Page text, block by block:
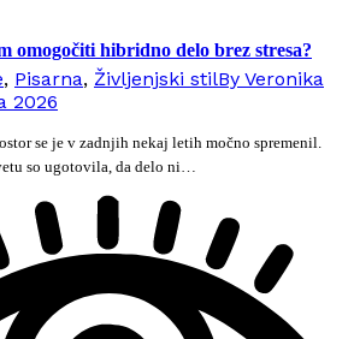
omogočiti hibridno delo brez stresa?
, Pisarna, Življenjski stilBy Veronika
2026
se je v zadnjih nekaj letih močno spremenil.
so ugotovila, da delo ni…